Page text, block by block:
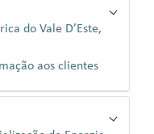
do Vale D’Este,
aos clientes